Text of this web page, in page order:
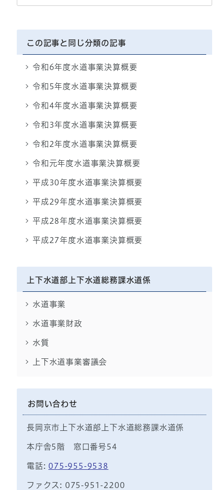
この記事と同じ分類の記事
令和6年度水道事業決算概要
令和5年度水道事業決算概要
令和4年度水道事業決算概要
令和3年度水道事業決算概要
令和2年度水道事業決算概要
令和元年度水道事業決算概要
平成30年度水道事業決算概要
平成29年度水道事業決算概要
平成28年度水道事業決算概要
平成27年度水道事業決算概要
上下水道部上下水道総務課水道係
水道事業
水道事業財政
水質
上下水道事業審議会
お問い合わせ
長岡京市上下水道部上下水道総務課水道係
本庁舎5階 窓口番号54
電話: 075-955-9538
ファクス: 075-951-2200